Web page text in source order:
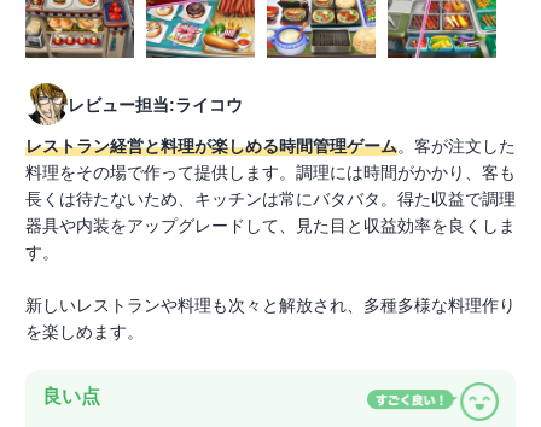
レビュー担当:ライコウ
レストラン経営と料理が楽しめる時間管理ゲーム。客が注文した
料理をその場で作って提供します。調理には時間がかかり、客も
長くは待たないため、キッチンは常にバタバタ。得た収益で調理
器具や内装をアップグレードして、見た目と収益効率を良くしま
す。
新しいレストランや料理も次々と解放され、多種多様な料理作り
を楽しめます。
良い点